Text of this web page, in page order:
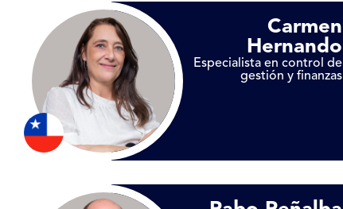
Carmen
Hernando
Especialista en control de
gestión y finanzas